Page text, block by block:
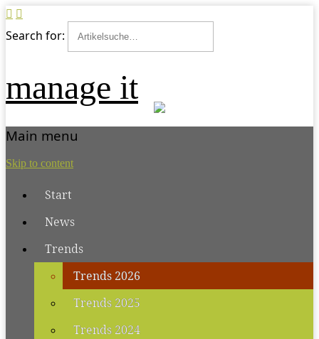
Search for:
manage it
Main menu
Skip to content
Start
News
Trends
Trends 2026
Trends 2025
Trends 2024